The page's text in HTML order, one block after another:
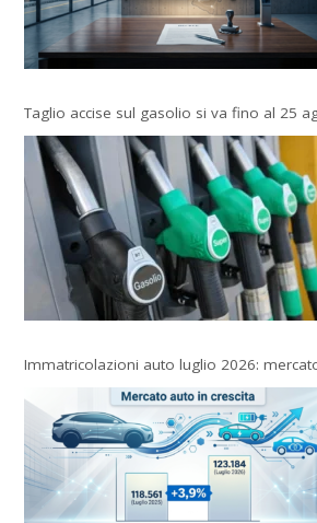
Taglio accise sul gasolio si va fino al 25
Immatricolazioni auto luglio 2026: